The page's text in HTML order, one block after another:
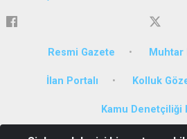
Resmi Gazete Muhtar
İlan Portalı Kolluk
Kamu Denetçiliği